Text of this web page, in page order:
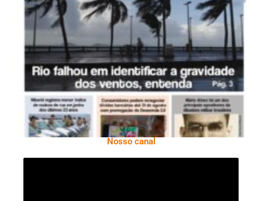
Ano X – Número 366 01 A 07 De Agosto De
2026
Nosso canal